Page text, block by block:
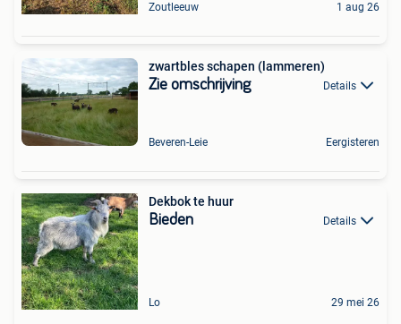
Zoutleeuw 1 aug 26
zwartbles schapen (lammeren)
Zie omschrijving Details
Beveren-Leie Eergisteren
Dekbok te huur
Bieden Details
Lo 29 mei 26